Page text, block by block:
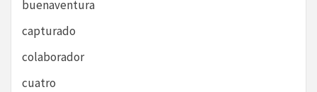
buenaventura
capturado
colaborador
cuatro